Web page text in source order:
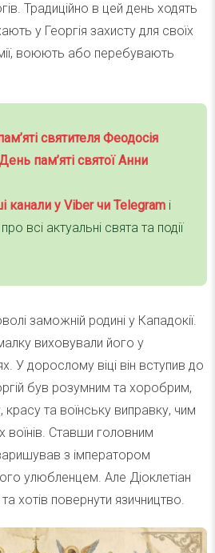
Традиційно в цей день ходять
у Георгія захисту для своїх
воюють або перебувають
святителя Феодосія
пам’яті святої Анни
канали у Viber чи Telegram і
всі актуальні свята та події
заможній родині у Кападокії.
виховували його у
У дорослому віці він вступив до
був розумним та хоробрим,
красу та воїнську виправку, чим
воїнів. Ставши головним
з імператором
улюбленцем. Але Діоклетіан
хотів повернути язичництво.